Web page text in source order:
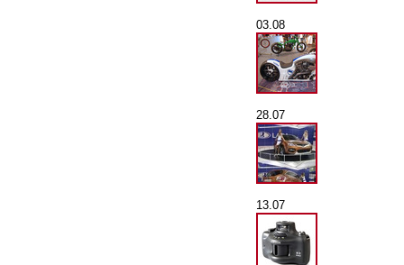
03.08
28.07
13.07